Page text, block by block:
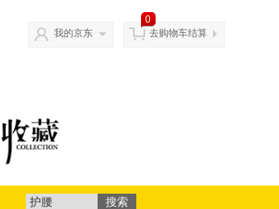
我的京东
0
去购物车结算